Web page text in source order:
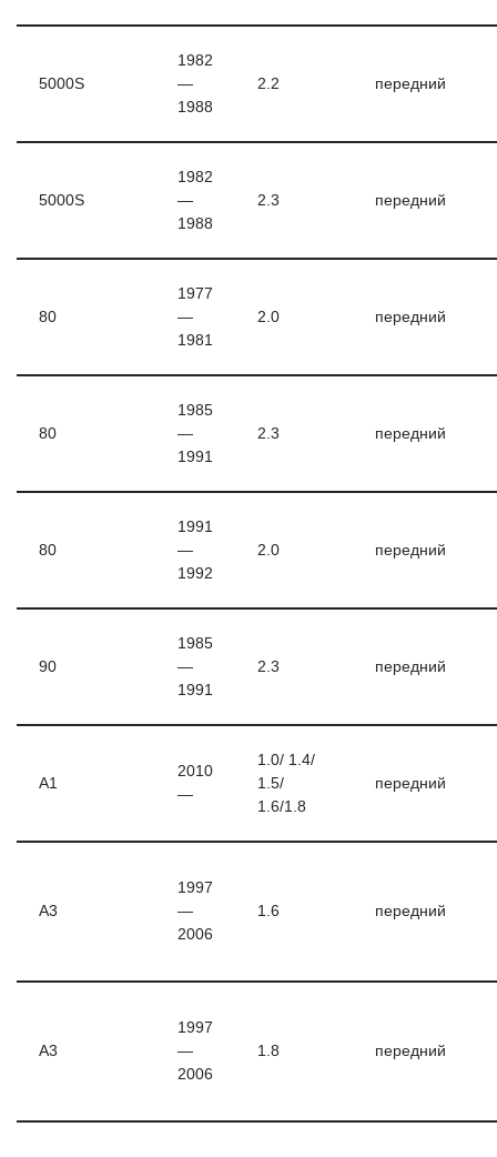
5000S
1982
—
1988
2.2 передний
5000S
1982
—
1988
2.3 передний
80
1977
—
1981
2.0 передний
80
1985
—
1991
2.3 передний
80
1991
—
1992
2.0 передний
90
1985
—
1991
2.3 передний
A1
2010
—
1.0/ 1.4/
1.5/
1.6/1.8
передний
A3
1997
—
2006
1.6 передний
A3
1997
—
2006
1.8 передний